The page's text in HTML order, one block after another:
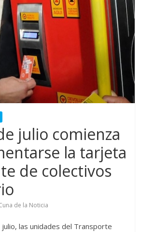
julio comienza
la tarjeta
de colectivos
de la Noticia
las unidades del Transporte